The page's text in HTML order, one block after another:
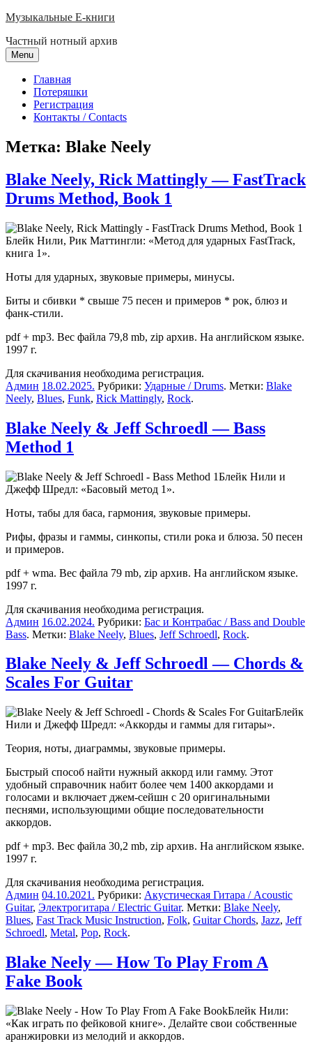
Skip
content
Музыкальные E-книги
Частный нотный архив
Menu
Главная
Потеряшки
Регистрация
Контакты / Contacts
Метка: Blake Neely
Blake Neely, Rick Mattingly — FastTrack
Drums Method, Book 1
Блейк Нили, Рик Маттингли: «Метод для ударных FastTrack,
книга 1».
Ноты для ударных, звуковые примеры, минусы.
Биты и сбивки * свыше 75 песен и примеров * рок, блюз и
фанк-стили.
pdf + mp3. Вес файла 79,8 mb, zip архив. На английском языке.
1997 г.
Для скачивания необходима регистрация.
Админ 18.02.2025. Рубрики: Ударные / Drums. Метки: Blake
Neely, Blues, Funk, Rick Mattingly, Rock.
Blake Neely & Jeff Schroedl — Bass
Method 1
Блейк Нили и
Джефф Шредл: «Басовый метод 1».
Ноты, табы для баса, гармония, звуковые примеры.
Рифы, фразы и гаммы, синкопы, стили рока и блюза. 50 песен
и примеров.
pdf + wma. Вес файла 79 mb, zip архив. На английском языке.
1997 г.
Для скачивания необходима регистрация.
Админ 16.02.2024. Рубрики: Бас и Контрабас / Bass and Double
Bass. Метки: Blake Neely, Blues, Jeff Schroedl, Rock.
Blake Neely & Jeff Schroedl — Chords &
Scales For Guitar
Блейк
Нили и Джефф Шредл: «Аккорды и гаммы для гитары».
Теория, ноты, диаграммы, звуковые примеры.
Быстрый способ найти нужный аккорд или гамму. Этот
удобный справочник набит более чем 1400 аккордами и
голосами и включает джем-сейшн с 20 оригинальными
песнями, использующими общие последовательности
аккордов.
pdf + mp3. Вес файла 30,2 mb, zip архив. На английском языке.
1997 г.
Для скачивания необходима регистрация.
Админ 04.10.2021 . Рубрики: Акустическая Гитара / Acoustic
Guitar, Электрогитара / Electric Guitar. Метки: Blake Neely,
Blues, Fast Track Music Instruction, Folk, Guitar Chords, Jazz, Jeff
Schroedl, Metal, Pop, Rock.
Blake Neely — How To Play From A
Fake Book
Блейк Нили:
«Как играть по фейковой книге». Делайте свои собственные
аранжировки из мелодий и аккордов.